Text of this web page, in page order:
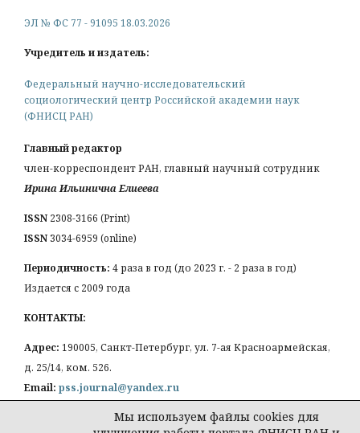
ЭЛ № ФС 77 - 91095 18.03.2026
Учредитель и издатель:
Федеральный научно-исследовательский
социологический центр Российской академии наук
(ФНИСЦ РАН)
Главный редактор
член-корреспондент РАН, главный научный сотрудник
Ирина Ильинична Елиеева
ISSN 2308-3166 (Print)
ISSN3034-6959 (online)
Периодичность: 4 раза в год (до 2023 г. - 2 раза в год)
Издается с 2009 года
КОНТАКТЫ:
Адрес: 190005, Санкт-Петербург, ул. 7-ая Красноармейская,
д. 25/14, ком. 526.
Email: pss.journal@yandex.ru
Мы используем файлы cookies для